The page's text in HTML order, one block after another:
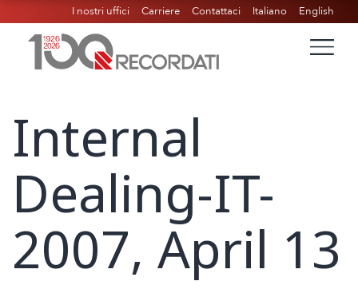
I nostri uffici Carriere Contattaci Italiano English
Internal
Dealing-IT-
2007, April 13